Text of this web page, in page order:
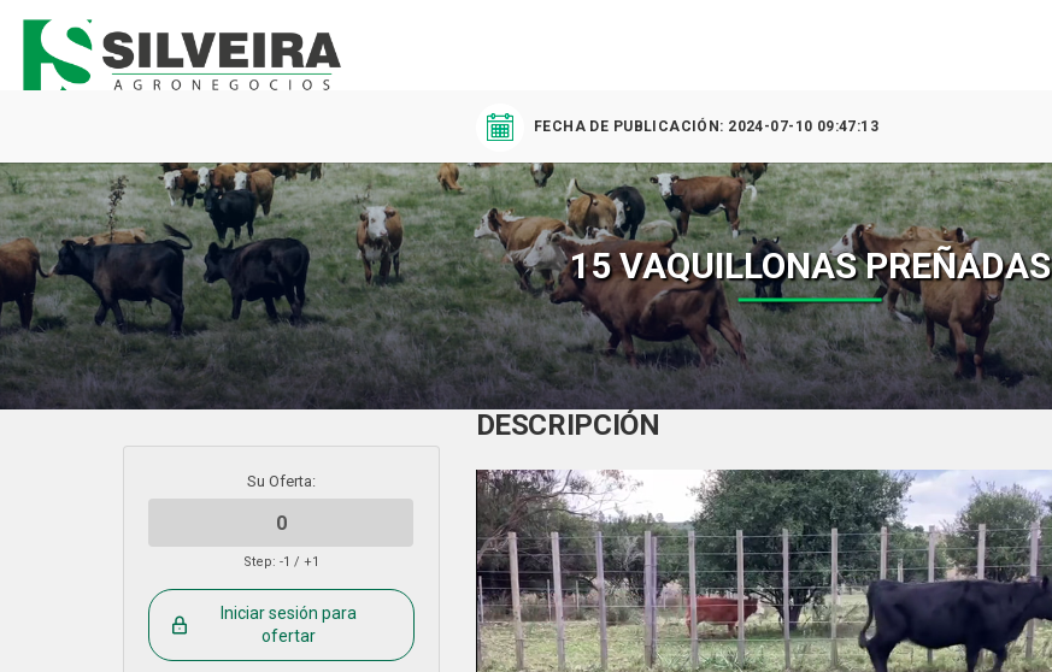
15 VAQUILLONAS PREÑADAS
: 2024-07-10 09:47:13
Su Oferta:
Step: -1 / +1
Iniciar sesión para
ofertar
DESCRIPCIÓN